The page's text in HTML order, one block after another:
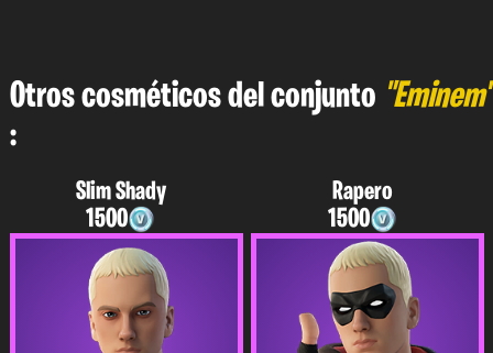
Otros cosméticos del conjunto "Eminem"
:
Slim Shady
1500
Rapero
1500